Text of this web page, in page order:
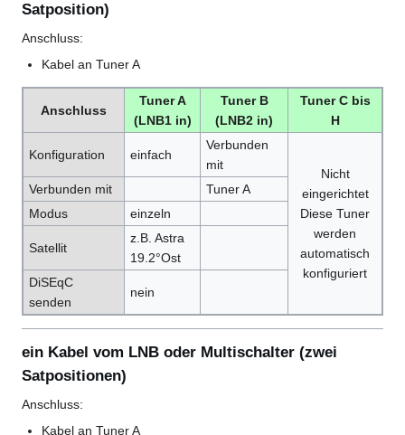
Satposition)
Anschluss:
Kabel an Tuner A
Anschluss
Tuner A
(LNB1 in)
Tuner B
(LNB2 in)
Tuner C bis
H
Konfiguration einfach
Verbunden
mit
Nicht
eingerichtet
Diese Tuner
werden
automatisch
konfiguriert
Verbunden mit
Tuner A
Modus
einzeln
Satellit
z.B. Astra
19.2°Ost
DiSEqC
senden
nein
ein Kabel vom LNB oder Multischalter (zwei
Satpositionen)
Anschluss:
Kabel an Tuner A